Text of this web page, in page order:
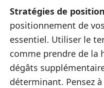
Stratégies de
positionnement de
essentiel. Utiliser le
comme prendre de la
dégâts
déterminant. Pensez